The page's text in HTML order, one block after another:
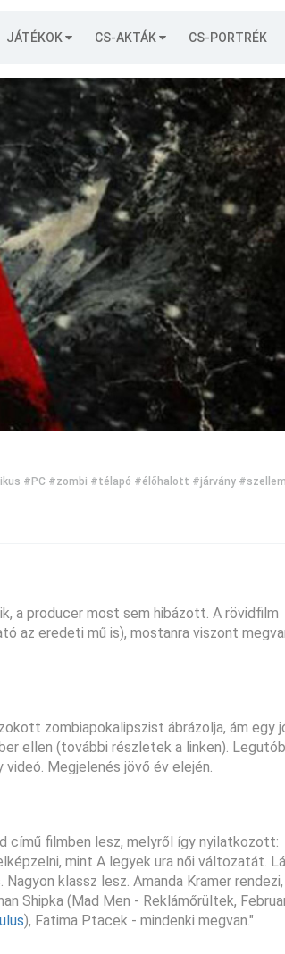
JÁTÉKOK CS-AKTÁK CS-PORTRÉK
#PC #zombi #télapó #élőhalott #járvány #szellem
a producer most sem hibázott. A rövidfilm
az eredeti mű is), mostanra viszont
zombiapokalipszist ábrázolja, ám egy
ellen (további részletek a linken).
Megjelenés jövő év elején.
című filmben lesz, melyről így nyilatkozott:
mint A legyek ura női változatát.
klassz lesz. Amanda Kramer
Shipka (Mad Men - Reklámőrültek,
), Fatima Ptacek - mindenki megvan."